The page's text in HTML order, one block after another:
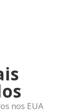
nos EUA